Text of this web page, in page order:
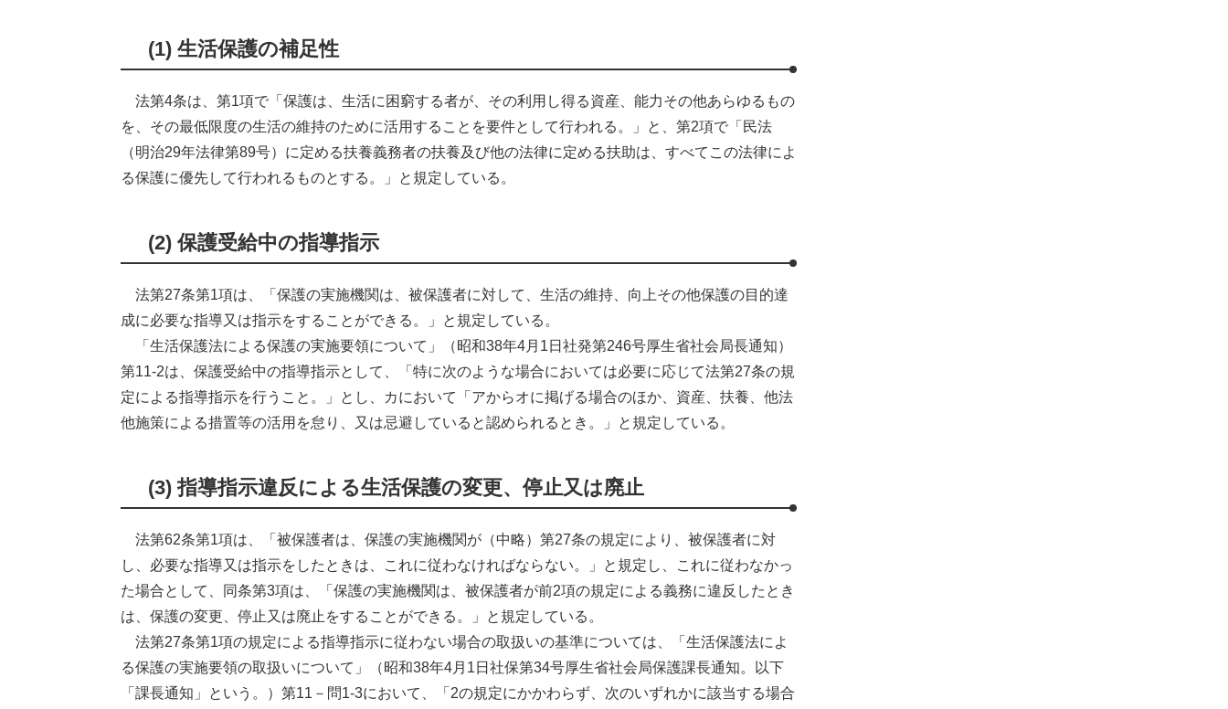
(1) 生活保護の補足性
法第4条は、第1項で「保護は、生活に困窮する者が、その利用し得る資産、能力その他あらゆるもの
を、その最低限度の生活の維持のために活用することを要件として行われる。」と、第2項で「民法
（明治29年法律第89号）に定める扶養義務者の扶養及び他の法律に定める扶助は、すべてこの法律によ
る保護に優先して行われるものとする。」と規定している。
(2) 保護受給中の指導指示
法第27条第1項は、「保護の実施機関は、被保護者に対して、生活の維持、向上その他保護の目的達
成に必要な指導又は指示をすることができる。」と規定している。
「生活保護法による保護の実施要領について」（昭和38年4月1日社発第246号厚生省社会局長通知）
第11-2は、保護受給中の指導指示として、「特に次のような場合においては必要に応じて法第27条の規
定による指導指示を行うこと。」とし、カにおいて「アからオに掲げる場合のほか、資産、扶養、他法
他施策による措置等の活用を怠り、又は忌避していると認められるとき。」と規定している。
(3) 指導指示違反による生活保護の変更、停止又は廃止
法第62条第1項は、「被保護者は、保護の実施機関が（中略）第27条の規定により、被保護者に対
し、必要な指導又は指示をしたときは、これに従わなければならない。」と規定し、これに従わなかっ
た場合として、同条第3項は、「保護の実施機関は、被保護者が前2項の規定による義務に違反したとき
は、保護の変更、停止又は廃止をすることができる。」と規定している。
法第27条第1項の規定による指導指示に従わない場合の取扱いの基準については、「生活保護法によ
る保護の実施要領の取扱いについて」（昭和38年4月1日社保第34号厚生省社会局保護課長通知。以下
「課長通知」という。）第11－問1-3において、「2の規定にかかわらず、次のいずれかに該当する場合